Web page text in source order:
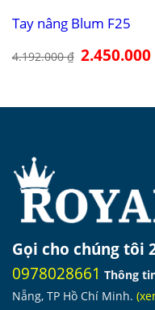
Tay nâng Blum F25
4.192.000₫ Giá
gốc
2.450.000
Gọi cho chúng tôi
0978028661 Thông
Nẵng, TP Hồ Chí Minh. (